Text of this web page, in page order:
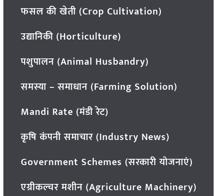
फसल की खेती (Crop Cultivation)
उद्यानिकी (Horticulture)
पशुपालन (Animal Husbandry)
समस्या – समाधान (Farming Solution)
Mandi Rate (मंडी रेट)
कृषि कंपनी समाचार (Industry News)
Government Schemes (सरकारी योजनाएं)
एग्रीकल्चर मशीन (Agriculture Machinery)